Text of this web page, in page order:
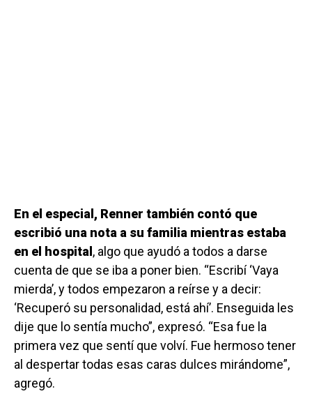
En el especial, Renner también contó que
escribió una nota a su familia mientras estaba
en el hospital, algo que ayudó a todos a darse
cuenta de que se iba a poner bien. “Escribí ‘Vaya
mierda’, y todos empezaron a reírse y a decir:
‘Recuperó su personalidad, está ahí’. Enseguida les
dije que lo sentía mucho”, expresó. “Esa fue la
primera vez que sentí que volví. Fue hermoso tener
al despertar todas esas caras dulces mirándome”,
agregó.